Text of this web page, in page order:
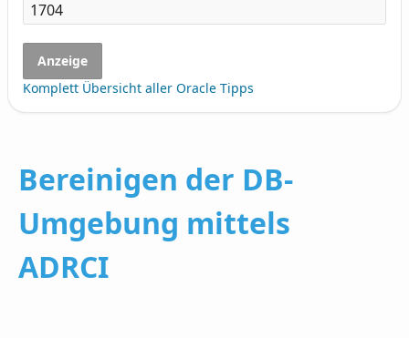
Anzeige
Komplett Übersicht aller Oracle Tipps
Bereinigen der DB-
Umgebung mittels
ADRCI